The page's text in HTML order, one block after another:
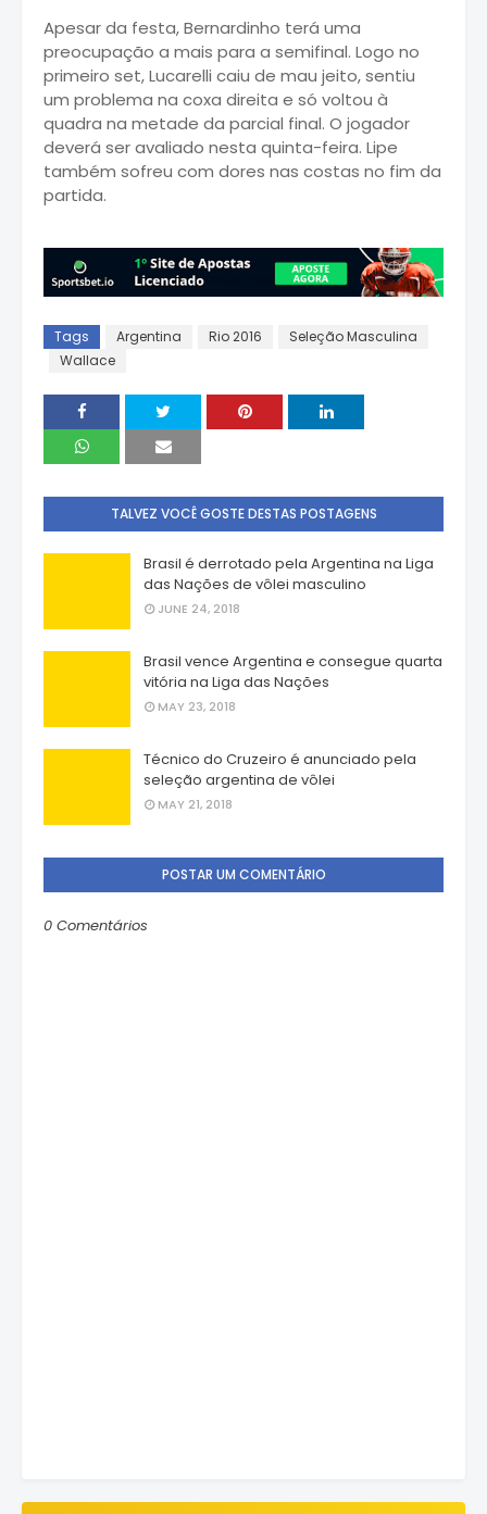
Apesar da festa, Bernardinho terá uma
preocupação a mais para a semifinal. Logo no
primeiro set, Lucarelli caiu de mau jeito, sentiu
um problema na coxa direita e só voltou à
quadra na metade da parcial final. O jogador
deverá ser avaliado nesta quinta-feira. Lipe
também sofreu com dores nas costas no fim da
partida.
Tags Argentina Rio 2016
Seleção Masculina
Wallace
TALVEZ VOCÊ GOSTE DESTAS POSTAGENS
Brasil é derrotado pela Argentina na Liga
das Nações de vôlei masculino
JUNE 24, 2018
Brasil vence Argentina e consegue quarta
vitória na Liga das Nações
MAY 23, 2018
Técnico do Cruzeiro é anunciado pela
seleção argentina de vôlei
MAY 21, 2018
POSTAR UM COMENTÁRIO
0 Comentários